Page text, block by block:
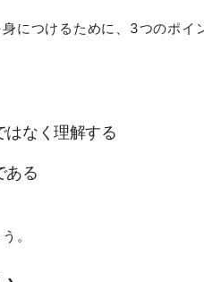
につけるために、3つのポイ
はなく理解する
ある
。